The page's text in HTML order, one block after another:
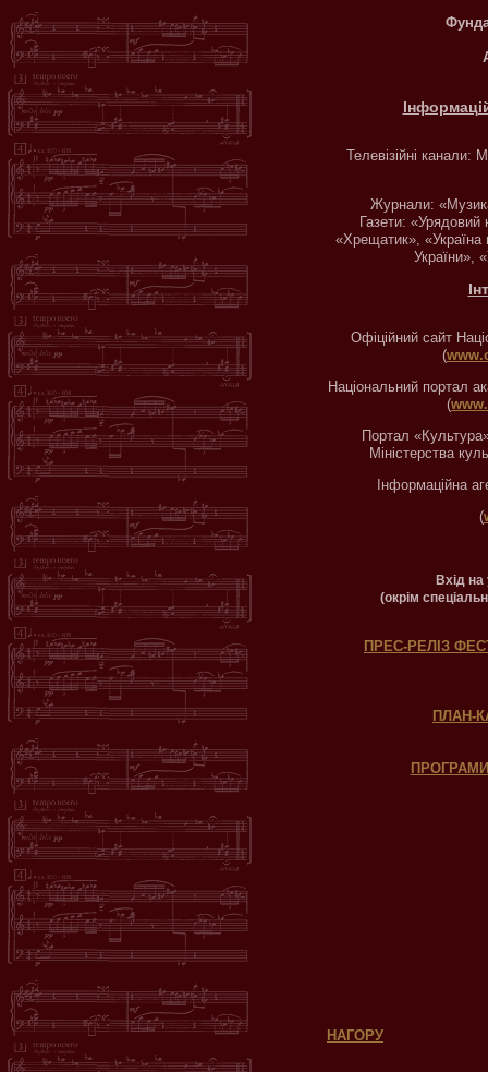
Телевізійні канали:
Журнали:
Газети:
«Хрещатик»,
України»,
Офіційний сайт
(
Національний портал
(
Портал
Міністерства
Інформаційна
(
Вхід
(окрім
ПРЕС-РЕЛІЗ
ПЛАН-
НАГОРУ